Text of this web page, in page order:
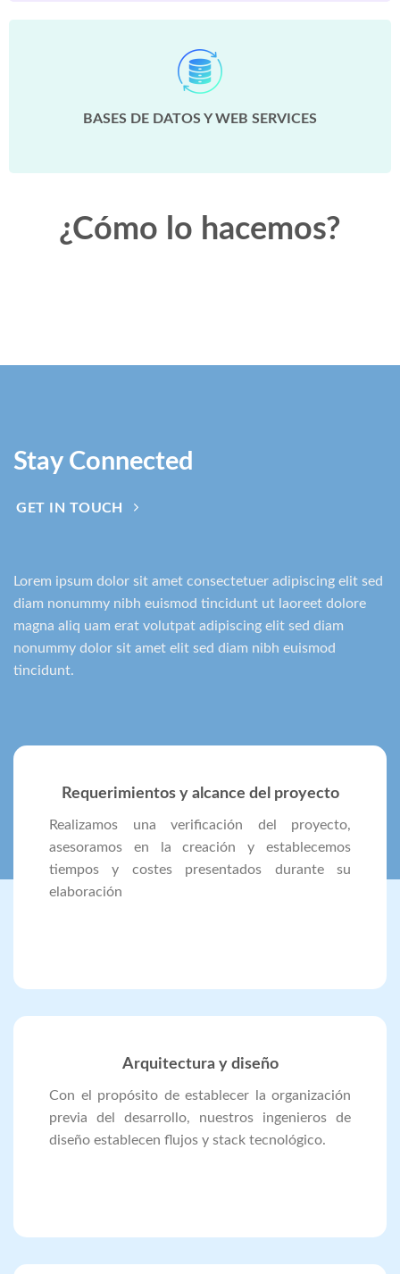
BASES DE DATOS Y WEB SERVICES
¿Cómo lo hacemos?
Stay Connected
GET IN TOUCH
Lorem ipsum dolor sit amet consectetuer adipiscing elit sed
diam nonummy nibh euismod tincidunt ut laoreet dolore
magna aliq uam erat volutpat adipiscing elit sed diam
nonummy dolor sit amet elit sed diam nibh euismod
tincidunt.
Requerimientos y alcance del proyecto
Realizamos una verificación del proyecto,
asesoramos en la creación y establecemos
tiempos y costes presentados durante su
elaboración
Arquitectura y diseño
Con el propósito de establecer la organización
previa del desarrollo, nuestros ingenieros de
diseño establecen flujos y stack tecnológico.